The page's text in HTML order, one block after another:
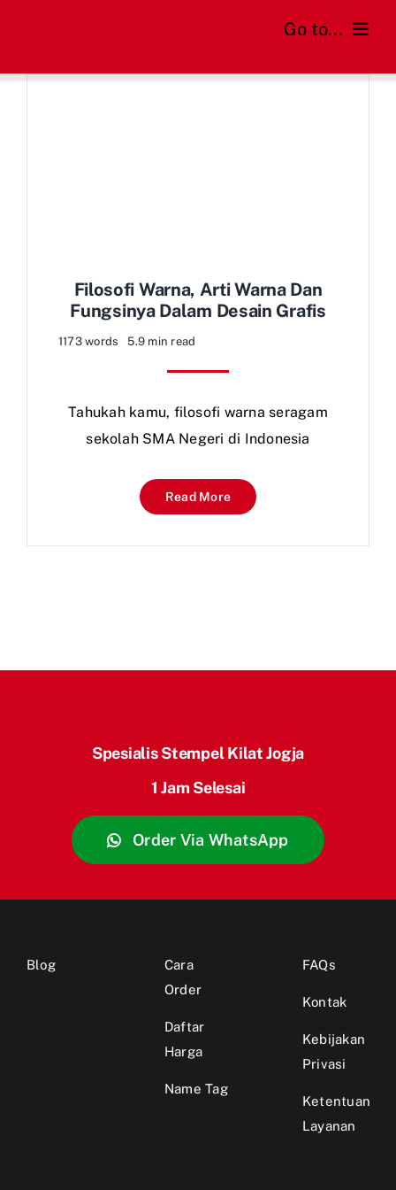
Go to...
Blog
Filosofi Warna, Arti Warna Dan
Fungsinya Dalam Desain Grafis
1173 words 5.9 min read
Tahukah kamu, filosofi warna seragam
sekolah SMA Negeri di Indonesia
Read More
Spesialis Stempel Kilat Jogja
1 Jam Selesai
Order Via WhatsApp
Blog
Cara
Order
Daftar
Harga
Name Tag
FAQs
Kontak
Kebijakan
Privasi
Ketentuan
Layanan